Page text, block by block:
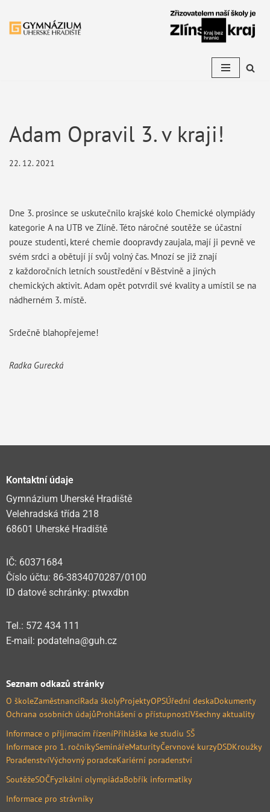
Přeskočit
Adam Opravil 3. v kraji!
22. 12. 2021
Dne 3. prosince se uskutečnilo krajské kolo Chemické olympiády
kategorie A na UTB ve Zlíně. Této náročné soutěže se účastní
pouze studenti, které chemie doopravdy zaujala, mají ji pevně ve
svém srdci a obětují jí svůj volný čas. Mnozí se již znají
z každoročních letních soustředění v Běstvině a jiných
chemických aktivit. Adam opět potvrdil své kvality a umístil se na
nádherném 3. místě.
Srdečně blahopřejeme!
Radka Gurecká
Kontaktní údaje
Gymnázium Uherské Hradiště
Velehradská třída 218
68601 Uherské Hradiště
IČ: 60371684
Číslo účtu: 86-3834070287/0100
ID datové schránky: ptwxdbn
Tel.: 572 434 111
E-mail: podatelna@guh.cz
Seznam odkazů stránky
O školeZaměstnanciRada školyProjektyOPSÚřední deskaDokumenty
Ochrana osobních údajůProhlášení o přístupnostiVšechny aktuality
Informace o přijímacím řízeníPřihláška ke studiu SŠ
Informace pro 1. ročníkySeminářeMaturityČervnové kurzyDSDKroužky
PoradenstvíVýchovný poradceKariérní poradenství
SoutěžeSOČFyzikální olympiádaBobřík informatiky
Informace pro strávníky